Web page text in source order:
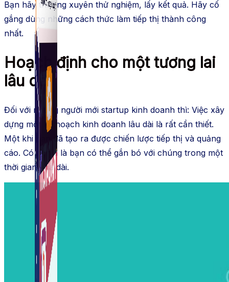
Auto Viral Content
Công cụ đặt lịch, đăng bài tự động cho hàng loạt
Fanpage.
Bạn hãy thường xuyên thử nghiệm, lấy kết quả. Hãy cố
gắng dùng những cách thức làm tiếp thị thành công
nhất.
Hoạch định cho một tương lai
lâu dài
Đối với những người mới startup kinh doanh thì: Việc xây
dựng một kế hoạch kinh doanh lâu dài là rất cần thiết.
Một khi bạn đã tạo ra được chiến lược tiếp thị và quảng
cáo. Có nghĩa là bạn có thể gắn bó với chúng trong một
thời gian khá dài.